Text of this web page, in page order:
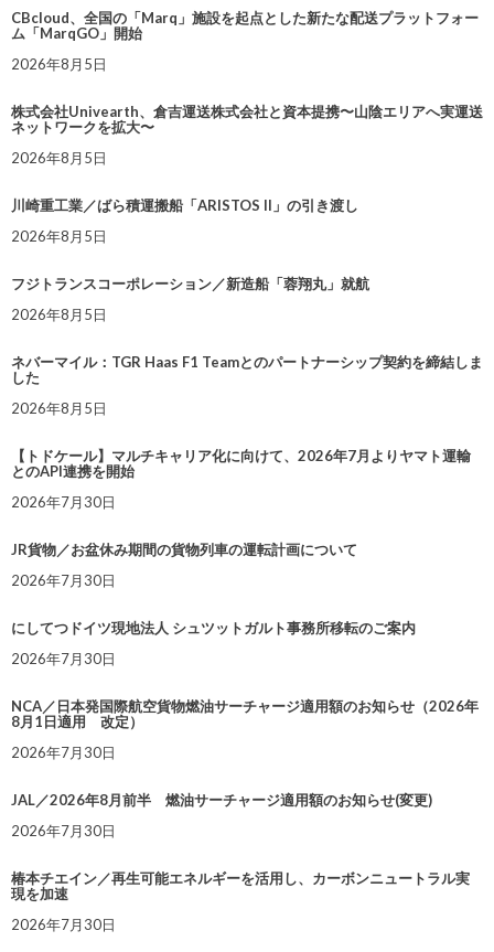
CBcloud、全国の「Marq」施設を起点とした新たな配送プラットフォー
ム「MarqGO」開始
2026年8月5日
株式会社Univearth、倉吉運送株式会社と資本提携〜山陰エリアへ実運送
ネットワークを拡大〜
2026年8月5日
川崎重工業／ばら積運搬船「ARISTOS II」の引き渡し
2026年8月5日
フジトランスコーポレーション／新造船「蓉翔丸」就航
2026年8月5日
ネバーマイル：TGR Haas F1 Teamとのパートナーシップ契約を締結しま
した
2026年8月5日
【トドケール】マルチキャリア化に向けて、2026年7月よりヤマト運輸
とのAPI連携を開始
2026年7月30日
JR貨物／お盆休み期間の貨物列車の運転計画について
2026年7月30日
にしてつドイツ現地法人 シュツットガルト事務所移転のご案内
2026年7月30日
NCA／日本発国際航空貨物燃油サーチャージ適用額のお知らせ（2026年
8月1日適用 改定）
2026年7月30日
JAL／2026年8月前半 燃油サーチャージ適用額のお知らせ(変更)
2026年7月30日
椿本チエイン／再生可能エネルギーを活用し、カーボンニュートラル実
現を加速
2026年7月30日